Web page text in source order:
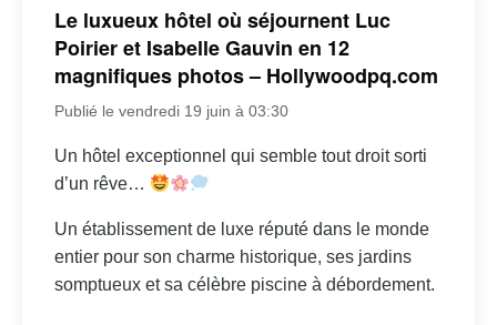
Le luxueux hôtel où séjournent Luc
Poirier et Isabelle Gauvin en 12
magnifiques photos – Hollywoodpq.com
Publié le vendredi 19 juin à 03:30
Un hôtel exceptionnel qui semble tout droit sorti
d’un rêve…
Un établissement de luxe réputé dans le monde
entier pour son charme historique, ses jardins
somptueux et sa célèbre piscine à débordement.